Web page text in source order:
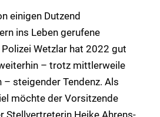
einigen Dutzend
ins Leben gerufene
Wetzlar hat 2022 gut
– trotz mittlerweile
– steigender Tendenz. Als
möchte der Vorsitzende
Stellvertreterin Heike Ahrens-